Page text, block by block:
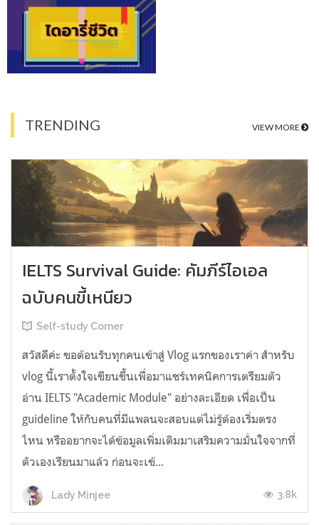
TRENDING VIEW MORE
IELTS Survival Guide: คัมภีร์ไอเอล
ฉบับคนขี้เหนียว
Self-study Corner
สวัสดีค่ะ ขอต้อนรับทุกคนเข้าสู่ Vlog แรกของเราค่า สำหรับ
vlog นี้เราตั้งใจเขียนขึ้นเพื่อมาแชร์เทคนิคการเตรียมตัว
อ่าน IELTS "Academic Module" อย่างละเอียด เพื่อเป็น
guideline ให้กับคนที่มีแพลนจะสอบแต่ไม่รู้ต้องเริ่มตรง
ไหน หรืออยากจะได้ข้อมูลเพิ่มเติมมาเสริมความมั่นใจจากที่
ตัวเองเรียนมาแล้ว ก่อนจะเข้...
Lady Minjee 3.8k